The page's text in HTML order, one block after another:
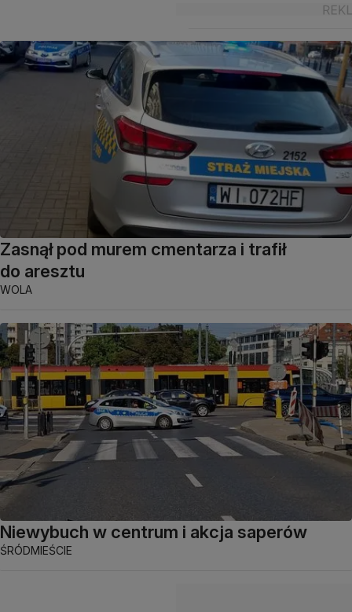
Zasnął pod murem cmentarza i trafił
do aresztu
WOLA
Niewybuch w centrum i akcja saperów
ŚRÓDMIEŚCIE